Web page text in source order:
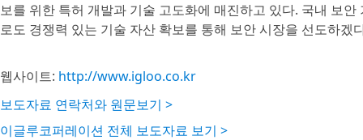
보를 위한 특허 개발과 기술 고도화에 매진하고 있다. 국내 보
로도 경쟁력 있는 기술 자산 확보를 통해 보안 시장을 선도하겠
웹사이트: http://www.igloo.co.kr
보도자료 연락처와 원문보기 >
이글루코퍼레이션 전체 보도자료 보기 >